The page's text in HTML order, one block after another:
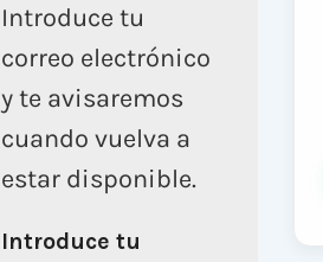
Introduce tu
correo electrónico
y te avisaremos
cuando vuelva a
estar disponible.
Introduce tu